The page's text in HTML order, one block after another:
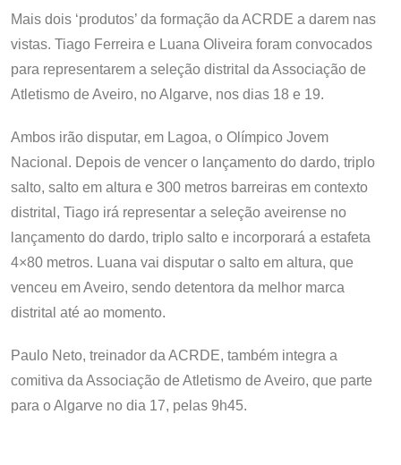
Mais dois ‘produtos’ da formação da ACRDE a darem nas
vistas. Tiago Ferreira e Luana Oliveira foram convocados
para representarem a seleção distrital da Associação de
Atletismo de Aveiro, no Algarve, nos dias 18 e 19.
Ambos irão disputar, em Lagoa, o Olímpico Jovem
Nacional. Depois de vencer o lançamento do dardo, triplo
salto, salto em altura e 300 metros barreiras em contexto
distrital, Tiago irá representar a seleção aveirense no
lançamento do dardo, triplo salto e incorporará a estafeta
4×80 metros. Luana vai disputar o salto em altura, que
venceu em Aveiro, sendo detentora da melhor marca
distrital até ao momento.
Paulo Neto, treinador da ACRDE, também integra a
comitiva da Associação de Atletismo de Aveiro, que parte
para o Algarve no dia 17, pelas 9h45.